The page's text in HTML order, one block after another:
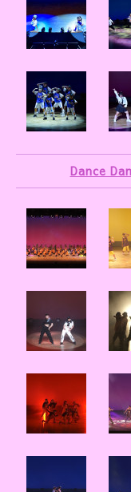
Dance